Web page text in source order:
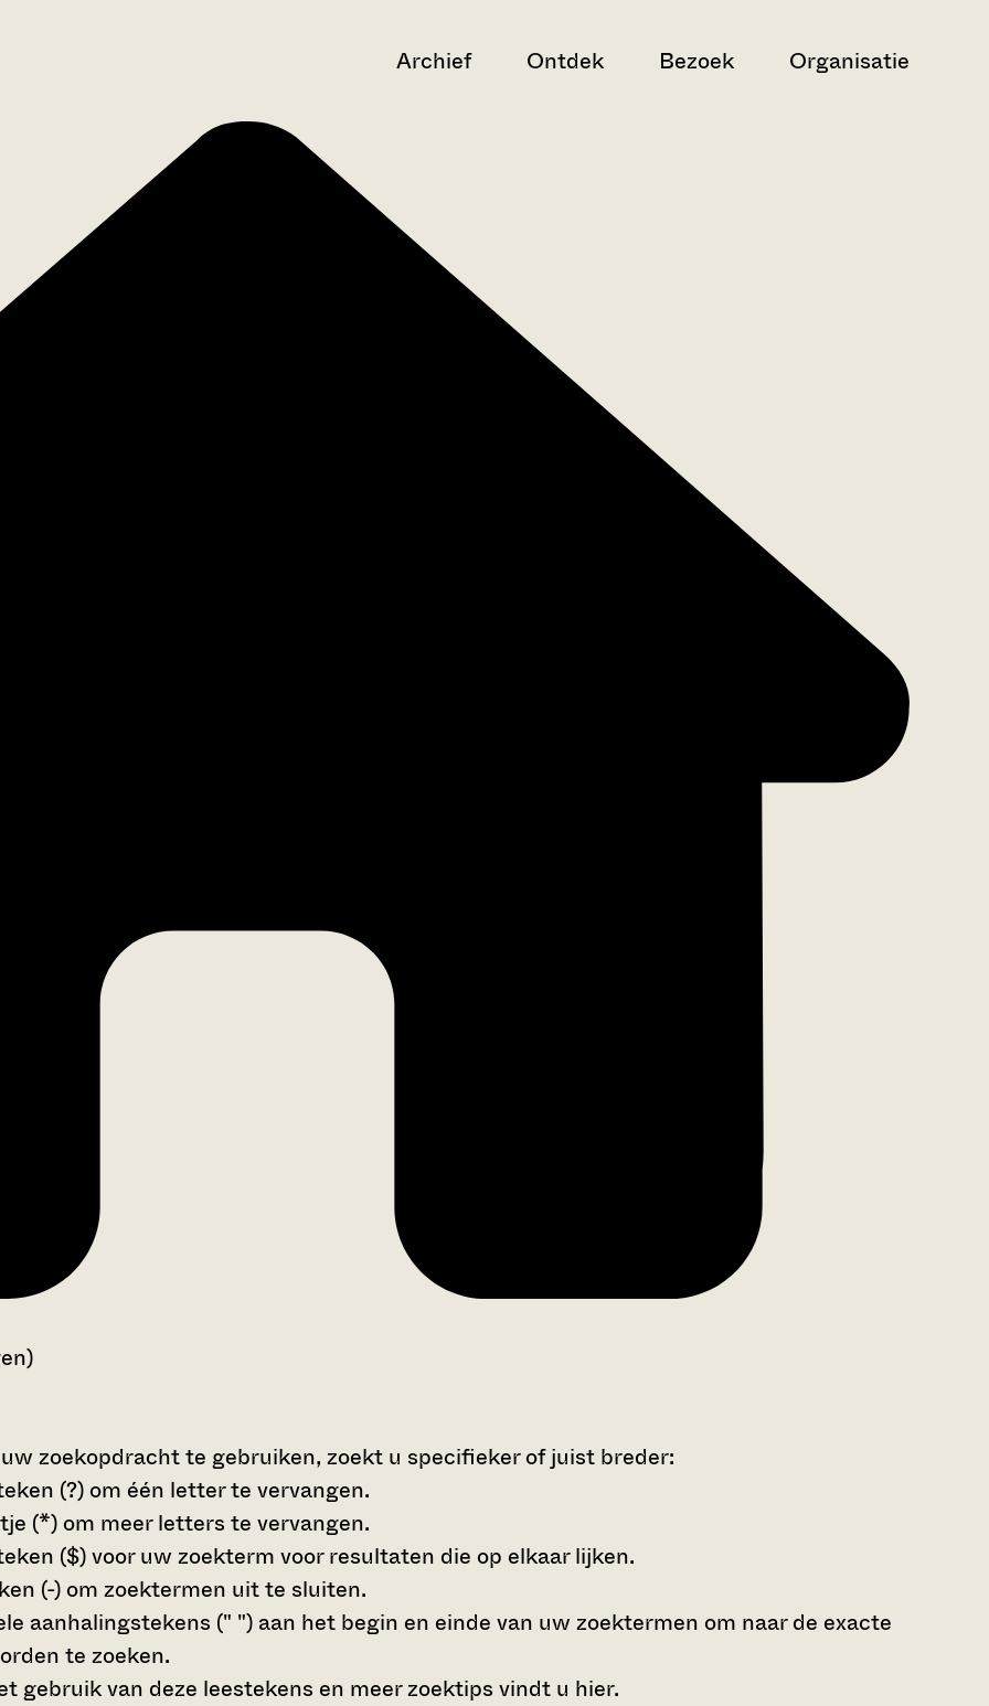
Archief Ontdek Bezoek Organisatie
zoekopdracht te gebruiken, zoekt u specifieker of juist breder:
(?) om één letter te vervangen.
(*) om meer letters te vervangen.
($)voor uw zoekterm voor resultaten die op elkaar lijken.
(-) om zoektermen uit te sluiten.
aanhalingstekens (" ") aan het begin en einde van uw zoektermen om naar de exacte
te zoeken.
gebruik van deze leestekens en meer zoektips vindt u hier.